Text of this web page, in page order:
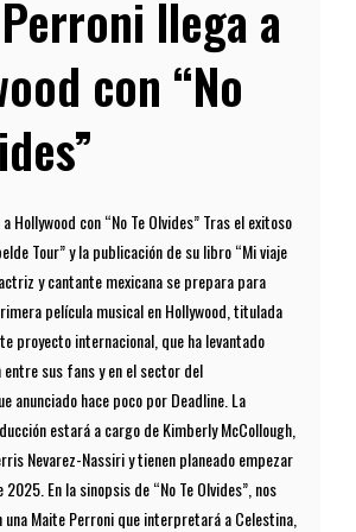
llega a
con “No
Hollywood con “No Te Olvides” Tras el exitoso
Tour” y la publicación de su libro “Mi viaje
y cantante mexicana se prepara para
película musical en Hollywood, titulada
proyecto internacional, que ha levantado
entre sus fans y en el sector del
anunciado hace poco por Deadline. La
estará a cargo de Kimberly McCollough,
Nevarez-Nassiri y tienen planeado empezar
En la sinopsis de “No Te Olvides”, nos
Maite Perroni que interpretará a Celestina,